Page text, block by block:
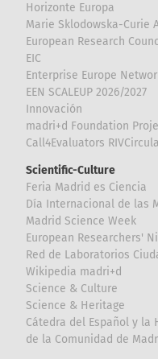
Horizonte Europa
Marie Sklodowska-Curie
European Research
EIC
Enterprise Europe
EEN SCALEUP 2026/2027
Innovación
madri+d Foundation
Call4Evaluators
Scientific-Culture
Feria Madrid es Ciencia
Día Internacional de las
Madrid Science Week
European Researchers'
Red de Laboratorios
Wikipedia madri+d
Science & Culture
Science & Heritage
Cátedra del Español y la
de la Comunidad de